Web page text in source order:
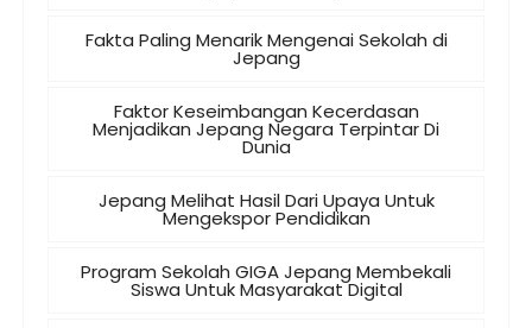
Fakta Paling Menarik Mengenai Sekolah di
Jepang
Faktor Keseimbangan Kecerdasan
Menjadikan Jepang Negara Terpintar Di
Dunia
Jepang Melihat Hasil Dari Upaya Untuk
Mengekspor Pendidikan
Program Sekolah GIGA Jepang Membekali
Siswa Untuk Masyarakat Digital